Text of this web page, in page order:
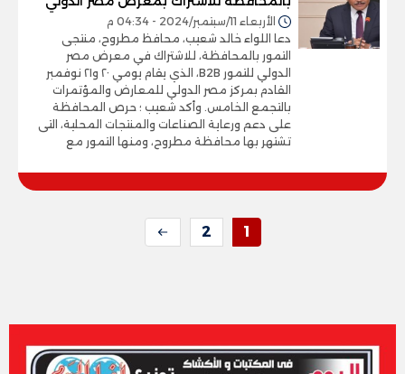
الأربعاء 11/سبتمبر/2024 - 04:34 م
دعا اللواء خالد شعيب، محافظ مطروح، منتجى
التمور بالمحافظة، للاشتراك في معرض مصر
الدولي للتمور B2B، الذي يقام يومي ٢٠ و٢١ نوفمبر
القادم بمركز مصر الدولي للمعارض والمؤتمرات
بالتجمع الخامس. وأكد شعيب ؛ حرص المحافظة
على دعم ورعاية الصناعات والمنتجات المحلية، التى
تشتهر بها محافظة مطروح، ومنها التمور مع
1
2